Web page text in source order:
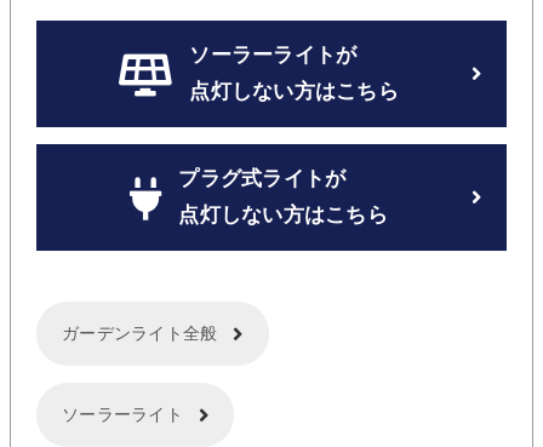
ソーラーライトが
点灯しない方はこちら
プラグ式ライトが
点灯しない方はこちら
ガーデンライト全般
ソーラーライト